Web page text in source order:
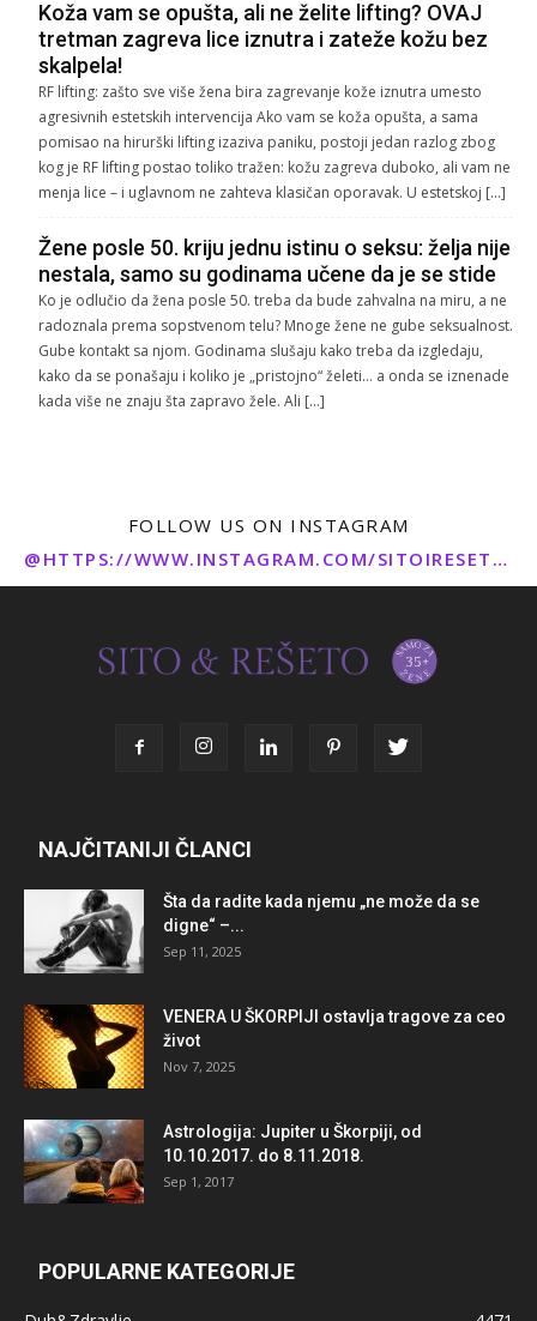
Koža vam se opušta, ali ne želite lifting? OVAJ
tretman zagreva lice iznutra i zateže kožu bez
skalpela!
RF lifting: zašto sve više žena bira zagrevanje kože iznutra umesto
agresivnih estetskih intervencija Ako vam se koža opušta, a sama
pomisao na hirurški lifting izaziva paniku, postoji jedan razlog zbog
kog je RF lifting postao toliko tražen: kožu zagreva duboko, ali vam ne
menja lice – i uglavnom ne zahteva klasičan oporavak. U estetskoj […]
Žene posle 50. kriju jednu istinu o seksu: želja nije
nestala, samo su godinama učene da je se stide
Ko je odlučio da žena posle 50. treba da bude zahvalna na miru, a ne
radoznala prema sopstvenom telu? Mnoge žene ne gube seksualnost.
Gube kontakt sa njom. Godinama slušaju kako treba da izgledaju,
kako da se ponašaju i koliko je „pristojno“ želeti… a onda se iznenade
kada više ne znaju šta zapravo žele. Ali […]
FOLLOW US ON INSTAGRAM
@HTTPS://WWW.INSTAGRAM.COM/SITOIRESETO/
NAJČITANIJI ČLANCI
Šta da radite kada njemu „ne može da se
digne“ –...
Sep 11, 2025
VENERA U ŠKORPIJI ostavlja tragove za ceo
život
Nov 7, 2025
Astrologija: Jupiter u Škorpiji, od
10.10.2017. do 8.11.2018.
Sep 1, 2017
POPULARNE KATEGORIJE